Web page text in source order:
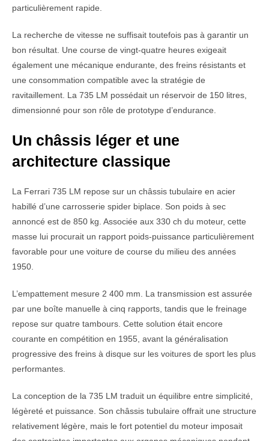
particulièrement rapide.
La recherche de vitesse ne suffisait toutefois pas à garantir un
bon résultat. Une course de vingt-quatre heures exigeait
également une mécanique endurante, des freins résistants et
une consommation compatible avec la stratégie de
ravitaillement. La 735 LM possédait un réservoir de 150 litres,
dimensionné pour son rôle de prototype d’endurance.
Un châssis léger et une
architecture classique
La Ferrari 735 LM repose sur un châssis tubulaire en acier
habillé d’une carrosserie spider biplace. Son poids à sec
annoncé est de 850 kg. Associée aux 330 ch du moteur, cette
masse lui procurait un rapport poids-puissance particulièrement
favorable pour une voiture de course du milieu des années
1950.
L’empattement mesure 2 400 mm. La transmission est assurée
par une boîte manuelle à cinq rapports, tandis que le freinage
repose sur quatre tambours. Cette solution était encore
courante en compétition en 1955, avant la généralisation
progressive des freins à disque sur les voitures de sport les plus
performantes.
La conception de la 735 LM traduit un équilibre entre simplicité,
légèreté et puissance. Son châssis tubulaire offrait une structure
relativement légère, mais le fort potentiel du moteur imposait